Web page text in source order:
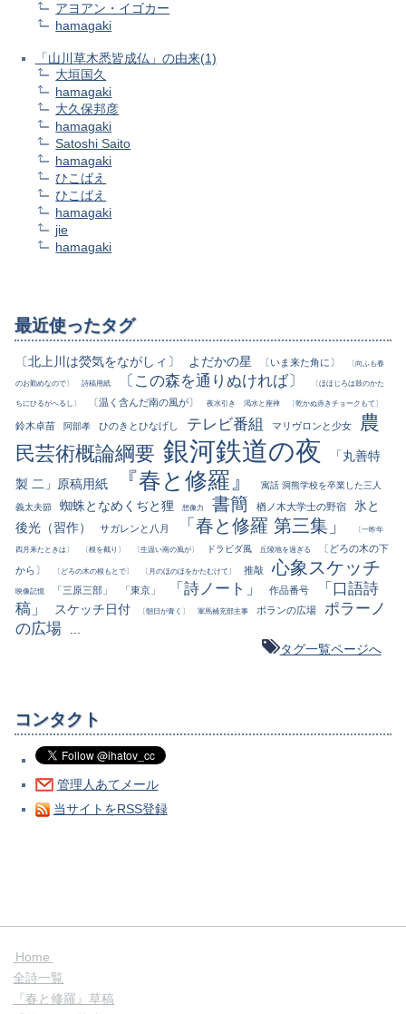
アヨアン・イゴカー
hamagaki
「山川草木悉皆成仏」の由来(1)
大垣国久
hamagaki
大久保邦彦
hamagaki
Satoshi Saito
hamagaki
ひこばえ
ひこばえ
hamagaki
jie
hamagaki
最近使ったタグ
〔北上川は熒気をながしィ〕 よだかの星 〔いま来た角に〕 〔向ふも春
のお勤めなので〕 詩稿用紙 〔この森を通りぬければ〕 〔ほほじろは鼓のかた
ちにひるがへるし〕 〔温く含んだ南の風が〕 夜水引き 渇水と座禅 〔乾かぬ赤きチョークもて〕
鈴木卓苗 阿部孝 ひのきとひなげし テレビ番組 マリヴロンと少女
農
民芸術概論綱要 銀河鉄道の夜
「丸善特
製 二」原稿用紙
『春と修羅』 寓話 洞熊学校を卒業した三人
義太夫節 蜘蛛となめくぢと狸 想像力 書簡 楢ノ木大学士の野宿
氷と
後光（習作）
サガレンと八月 「春と修羅 第三集」 〔一昨年
四月来たときは〕 〔根を截り〕 〔生温い南の風が〕 ドラビダ風 丘陵地を過ぎる
〔どろの木の下
から〕
〔どろの木の根もとで〕 〔月のほのほをかたむけて〕 推敲 心象スケッチ
映像記憶 「三原三部」 「東京」 「詩ノート」 作品番号
「口語詩
稿」
スケッチ日付 〔朝日が青く〕 軍馬補充部主事 ポランの広場
ポラーノ
の広場
...
タグ一覧ページへ
コンタクト
管理人あてメール
当サイトをRSS登録
Home
全詩一覧
『春と修羅』草稿